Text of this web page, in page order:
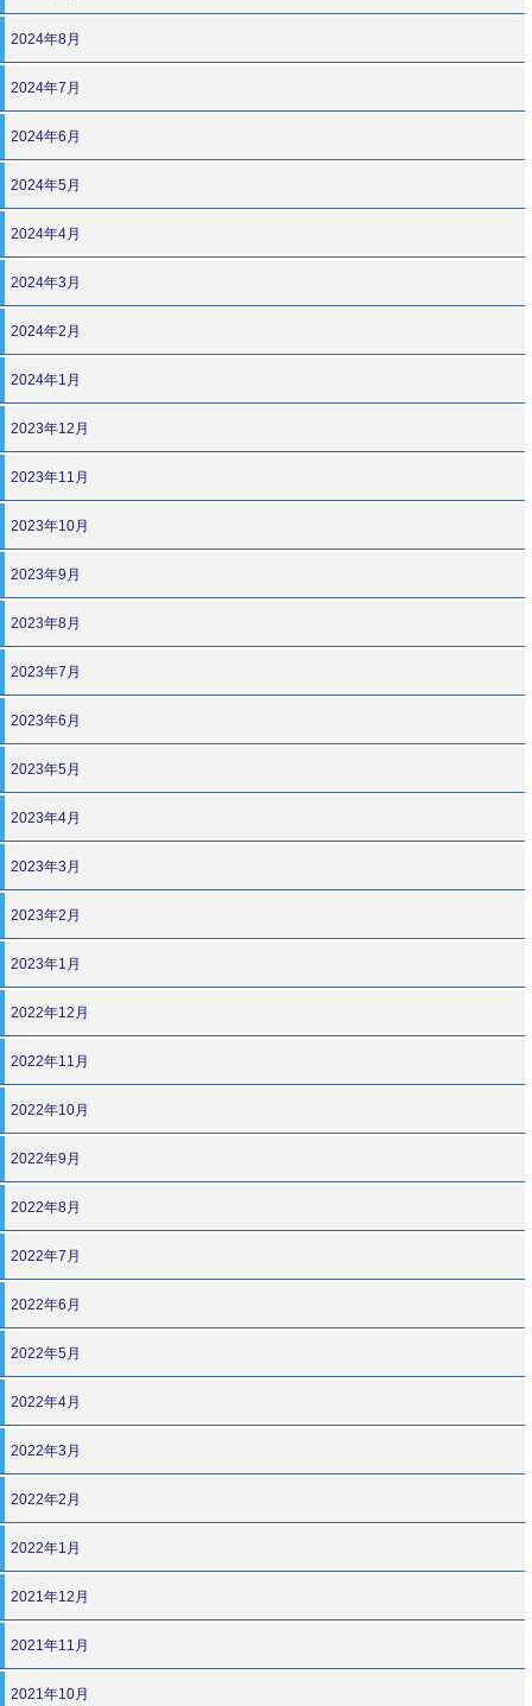
2024年8月
2024年7月
2024年6月
2024年5月
2024年4月
2024年3月
2024年2月
2024年1月
2023年12月
2023年11月
2023年10月
2023年9月
2023年8月
2023年7月
2023年6月
2023年5月
2023年4月
2023年3月
2023年2月
2023年1月
2022年12月
2022年11月
2022年10月
2022年9月
2022年8月
2022年7月
2022年6月
2022年5月
2022年4月
2022年3月
2022年2月
2022年1月
2021年12月
2021年11月
2021年10月